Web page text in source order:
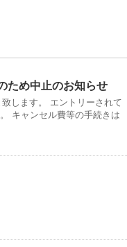
ため中止のお知らせ
します。 エントリーされて
キャンセル費等の手続きは